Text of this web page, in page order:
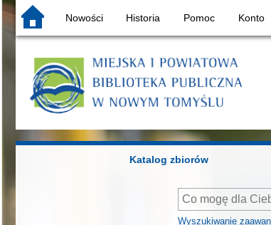
Nowości Historia Pomoc Konto
Katalog zbiorów
Wyszukiwanie